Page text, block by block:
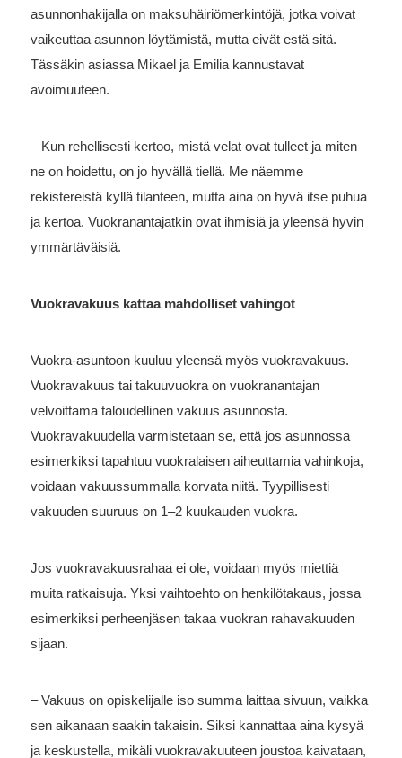
asunnonhakijalla on maksuhäiriömerkintöjä, jotka voivat
vaikeuttaa asunnon löytämistä, mutta eivät estä sitä.
Tässäkin asiassa Mikael ja Emilia kannustavat
avoimuuteen.
– Kun rehellisesti kertoo, mistä velat ovat tulleet ja miten
ne on hoidettu, on jo hyvällä tiellä. Me näemme
rekistereistä kyllä tilanteen, mutta aina on hyvä itse puhua
ja kertoa. Vuokranantajatkin ovat ihmisiä ja yleensä hyvin
ymmärtäväisiä.
Vuokravakuus kattaa mahdolliset vahingot
Vuokra-asuntoon kuuluu yleensä myös vuokravakuus.
Vuokravakuus tai takuuvuokra on vuokranantajan
velvoittama taloudellinen vakuus asunnosta.
Vuokravakuudella varmistetaan se, että jos asunnossa
esimerkiksi tapahtuu vuokralaisen aiheuttamia vahinkoja,
voidaan vakuussummalla korvata niitä. Tyypillisesti
vakuuden suuruus on 1–2 kuukauden vuokra.
Jos vuokravakuusrahaa ei ole, voidaan myös miettiä
muita ratkaisuja. Yksi vaihtoehto on henkilötakaus, jossa
esimerkiksi perheenjäsen takaa vuokran rahavakuuden
sijaan.
– Vakuus on opiskelijalle iso summa laittaa sivuun, vaikka
sen aikanaan saakin takaisin. Siksi kannattaa aina kysyä
ja keskustella, mikäli vuokravakuuteen joustoa kaivataan,